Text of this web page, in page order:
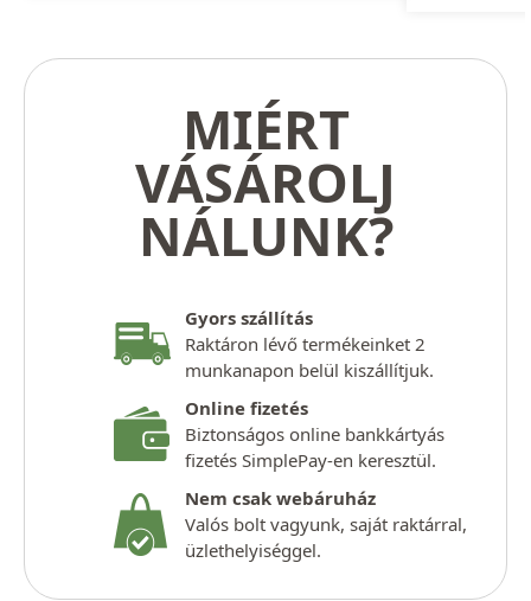
MIÉRT
VÁSÁROLJ
NÁLUNK?
Gyors szállítás
Raktáron lévő termékeinket 2
munkanapon belül kiszállítjuk.
Online fizetés
Biztonságos online bankkártyás
fizetés SimplePay-en keresztül.
Nem csak webáruház
Valós bolt vagyunk, saját raktárral,
üzlethelyiséggel.